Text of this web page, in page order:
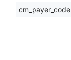
cm_payer_code